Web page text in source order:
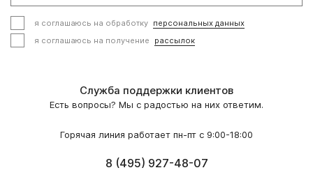
я соглашаюсь на обработку персональных данных
я соглашаюсь на получение
рассылок
Служба поддержки клиентов
Есть вопросы? Мы с радостью на них ответим.
Горячая линия работает пн-пт с 9:00-18:00
8 (495) 927-48-07